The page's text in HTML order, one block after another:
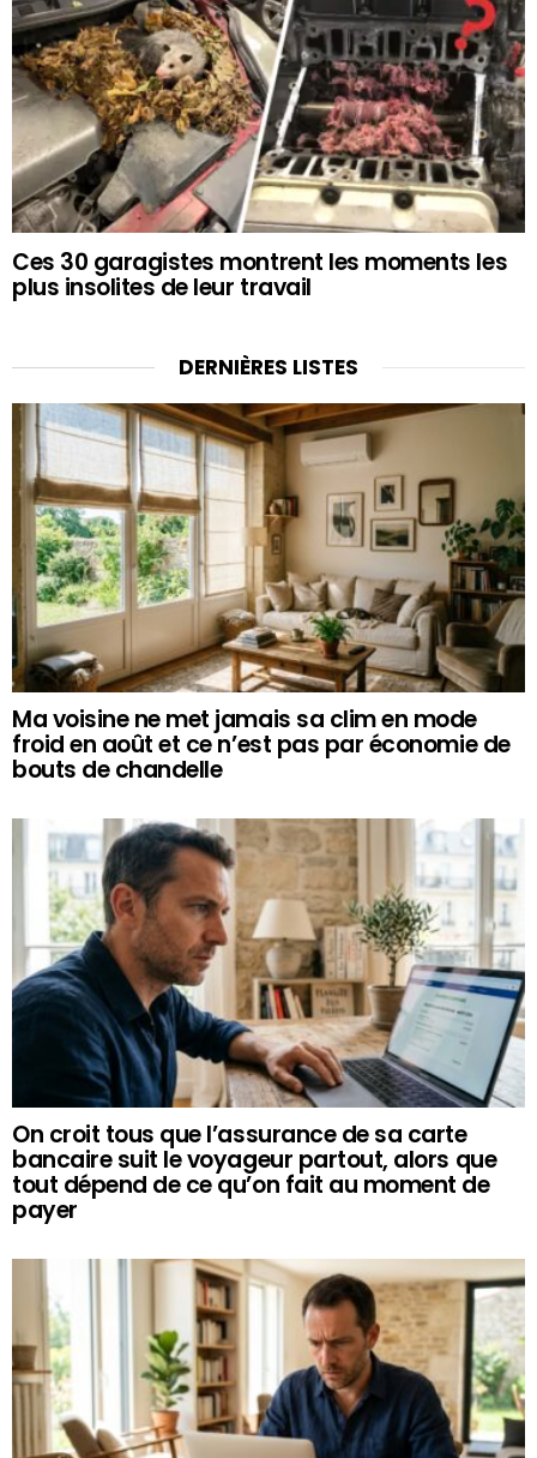
Ces 30 garagistes montrent les moments les
plus insolites de leur travail
DERNIÈRES LISTES
Ma voisine ne met jamais sa clim en mode
froid en août et ce n’est pas par économie de
bouts de chandelle
On croit tous que l’assurance de sa carte
bancaire suit le voyageur partout, alors que
tout dépend de ce qu’on fait au moment de
payer